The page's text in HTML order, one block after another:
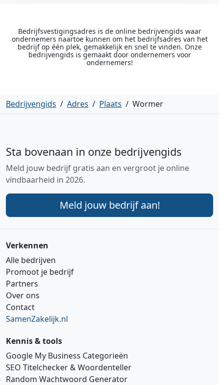
Bedrijfsvestigingsadres is de online bedrijvengids waar
ondernemers naartoe kunnen om het bedrijfsadres van het
bedrijf op één plek, gemakkelijk en snel te vinden. Onze
bedrijvengids is gemaakt door ondernemers voor
ondernemers!
Bedrijvengids / Adres / Plaats / Wormer
Sta bovenaan in onze bedrijvengids
Meld jouw bedrijf gratis aan en vergroot je online
vindbaarheid in 2026.
Meld jouw bedrijf aan!
Verkennen
Alle bedrijven
Promoot je bedrijf
Partners
Over ons
Contact
SamenZakelijk.nl
Kennis & tools
Google My Business Categorieën
SEO Titelchecker & Woordenteller
Random Wachtwoord Generator